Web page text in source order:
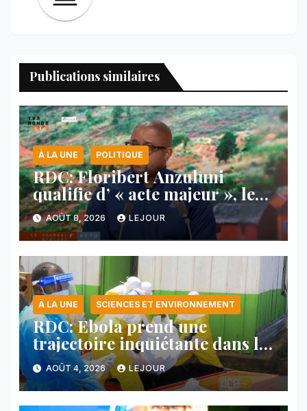
Publications similaires
À LA UNE POLITIQUE
RDC: Floribert Anzuluni
qualifie d’ « acte majeur », le
protocole de désarmement des
FDLR
AOÛT 8, 2026 LEJOUR
À LA UNE SCIENCES ET ENVIRONNEMENT
RDC: Ebola prend une
trajectoire inquiétante dans le
nord-est du pays
AOÛT 4, 2026 LEJOUR